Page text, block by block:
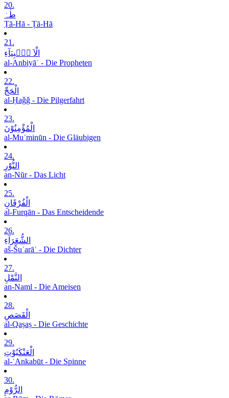
20.
طٰہٰ
Ṭā-Hā - Ṭā-Hā
21.
الْاَ نۡۢبِیَآءِ
al-Anbiyāʾ - Die Propheten
22.
الْحَجِّ
al-Ḥaǧǧ - Die Pilgerfahrt
23.
الْمُؤْمِنُوْنَ
al-Muʾminūn - Die Gläubigen
24.
النُّوْرِ
an-Nūr - Das Licht
25.
الْفُرْقَانِ
al-Furqān - Das Entscheidende
26.
الشُّعَرَآءِ
aš-Šuʿarāʾ - Die Dichter
27.
النَّمْلِ
an-Naml - Die Ameisen
28.
الْقَصَصِ
al-Qaṣaṣ - Die Geschichte
29.
الْعَنْکَبُوْتِ
al-ʿAnkabūt - Die Spinne
30.
الرُّوْمِ